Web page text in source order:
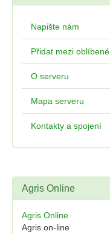
Napište nám
Přidat mezi oblíbené
O serveru
Mapa serveru
Kontakty a spojení
Agris Online
Agris Online
Agris on-line